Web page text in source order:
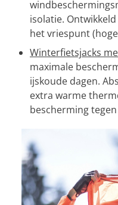
isolatie.
het vriespunt
Winterfietsjacks
maximale
ijskoude dagen.
extra warme
bescherming